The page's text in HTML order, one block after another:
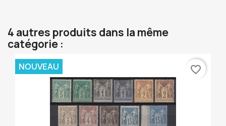
4 autres produits dans la même
catégorie :
NOUVEAU favorite_border